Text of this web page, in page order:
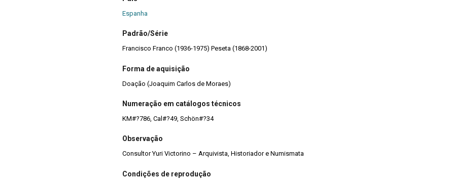
Espanha
Padrão/Série
Francisco Franco (1936-1975) Peseta (1868-2001)
Forma de aquisição
Doação (Joaquim Carlos de Moraes)
Numeração em catálogos técnicos
KM#?786, Cal#?49, Schön#?34
Observação
Consultor Yuri Victorino – Arquivista, Historiador e Numismata
Condições de reprodução